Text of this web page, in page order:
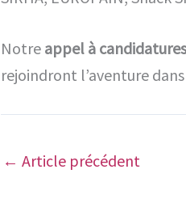
Notre appel à
rejoindront l’aventure
← Article précédent